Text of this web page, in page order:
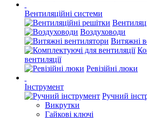
Вентиляційні системи
Воздуховоди
Витяжні
вентиляції
Ревізійні люки
Інструмент
Ручний
Викрутки
Гайкові ключі